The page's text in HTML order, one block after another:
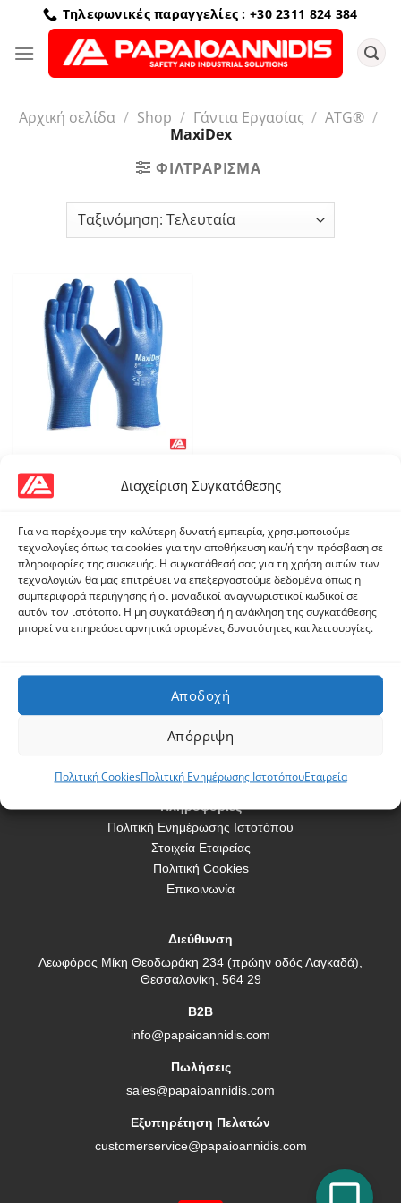
Διαχείριση Συγκατάθεσης
Για να παρέχουμε την καλύτερη δυνατή εμπειρία, χρησιμοποιούμε
τεχνολογίες όπως τα cookies για την αποθήκευση και/ή την πρόσβαση σε
πληροφορίες της συσκευής. Η συγκατάθεσή σας για τη χρήση αυτών των
τεχνολογιών θα μας επιτρέψει να επεξεργαστούμε δεδομένα όπως η
συμπεριφορά περιήγησης ή οι μοναδικοί αναγνωριστικοί κωδικοί σε
αυτόν τον ιστότοπο. Η μη συγκατάθεση ή η ανάκληση της συγκατάθεσης
μπορεί να επηρεάσει αρνητικά ορισμένες δυνατότητες και λειτουργίες.
Αποδοχή
Απόρριψη
Πολιτική CookiesΠολιτική Ενημέρωσης ΙστοτόπουΕταιρεία
Μετάβαση
περιεχόμενο
Τηλεφωνικές παραγγελίες : +30 2311 824 384
Αρχική σελίδα / Shop / Γάντια Εργασίας / ATG® /
MaxiDex
ΦΙΛΤΡΆΡΙΣΜΑ
ATG MaxiDex® 19-007
Brady® Απορροφητικά
Fall Protection
ATG® Glove Finder
3M™ Cubitron™ II
Πληροφορίες
Πολιτική Ενημέρωσης Ιστοτόπου
Στοιχεία Εταιρείας
Πολιτική Cookies
Επικοινωνία
Διεύθυνση
Λεωφόρος Μίκη Θεοδωράκη 234 (πρώην οδός Λαγκαδά),
Θεσσαλονίκη, 564 29
B2B
info@papaioannidis.com
Πωλήσεις
sales@papaioannidis.com
Εξυπηρέτηση Πελατών
customerservice@papaioannidis.com